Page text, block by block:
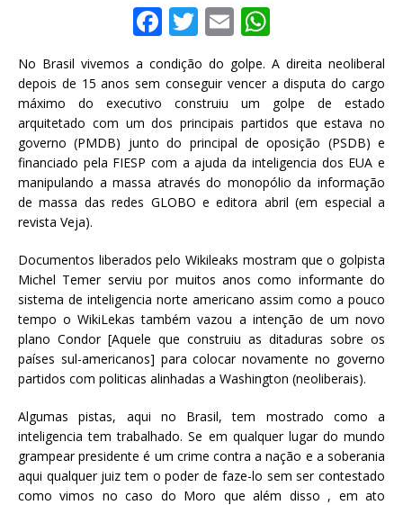
F
a
c
e
b
o
o
T
w
it
te
r
E
m
ai
l
h
at
s
A
p
p
No Brasil vivemos a condição do golpe. A direita neoliberal
depois de 15 anos sem conseguir vencer a disputa do cargo
máximo do executivo construiu um golpe de estado
arquitetado com um dos principais partidos que estava no
governo (PMDB) junto do principal de oposição (PSDB) e
financiado pela FIESP com a ajuda da inteligencia dos EUA e
manipulando a massa através do monopólio da informação
de massa das redes GLOBO e editora abril (em especial a
revista Veja).
Documentos liberados pelo Wikileaks mostram que o golpista
Michel Temer serviu por muitos anos como informante do
sistema de inteligencia norte americano assim como a pouco
tempo o WikiLekas também vazou a intenção de um novo
plano Condor [Aquele que construiu as ditaduras sobre os
países sul-americanos] para colocar novamente no governo
partidos com politicas alinhadas a Washington (neoliberais).
Algumas pistas, aqui no Brasil, tem mostrado como a
inteligencia tem trabalhado. Se em qualquer lugar do mundo
grampear presidente é um crime contra a nação e a soberania
aqui qualquer juiz tem o poder de faze-lo sem ser contestado
como vimos no caso do Moro que além disso , em ato